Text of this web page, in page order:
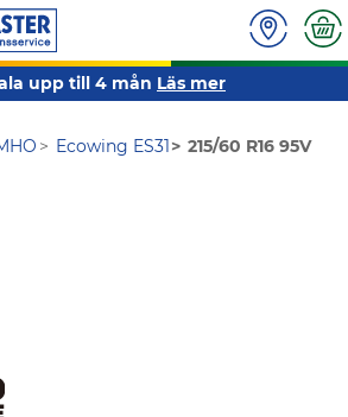
upp till 4 mån Läs mer
Ecowing ES31 215/60 R16 95V